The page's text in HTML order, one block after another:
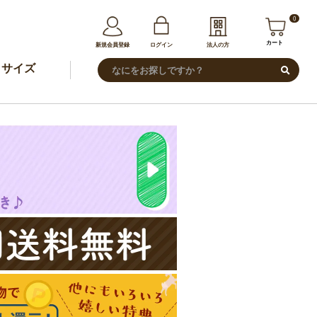
新規会員登録 ログイン 法人の方
0
カート
サイズ